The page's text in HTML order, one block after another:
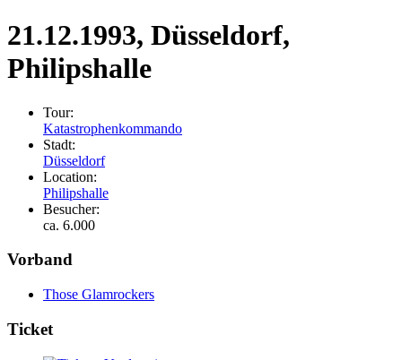
21.12.1993, Düsseldorf,
Philipshalle
Tour:
Katastrophenkommando
Stadt:
Düsseldorf
Location:
Philipshalle
Besucher:
ca. 6.000
Vorband
Those Glamrockers
Ticket